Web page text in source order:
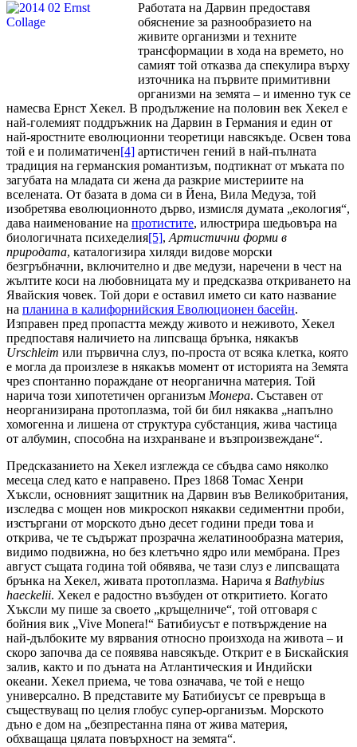
Работата на Дарвин предоставя
обяснение за разнообразието на
живите организми и техните
трансформации в хода на времето, но
самият той отказва да спекулира върху
източника на първите примитивни
организми на земята – и именно тук се
намесва Ернст Хекел. В продължение на половин век Хекел е
най-големият поддръжник на Дарвин в Германия и един от
най-яростните еволюционни теоретици навсякъде. Освен това
той е и полиматичен[4] артистичен гений в най-пълната
традиция на германския романтизъм, подтикнат от мъката по
загубата на младата си жена да разкрие мистериите на
вселената. От базата в дома си в Йена, Вила Медуза, той
изобретява еволюционното дърво, измисля думата „екология“,
дава наименование на протистите, илюстрира шедьовъра на
биологичната психеделия[5],Артистични форми в
природата, каталогизира хиляди видове морски
безгръбначни, включително и две медузи, наречени в чест на
жълтите коси на любовницата му и предсказва откриването на
Явайския човек. Той дори е оставил името си като название
на планина в калифорнийския Еволюционен басейн.
Изправен пред пропастта между живото и неживото, Хекел
предпоставя наличието на липсваща брънка, някакъв
Urschleim или първична слуз, по-проста от всяка клетка, която
е могла да произлезе в някакъв момент от историята на Земята
чрез спонтанно пораждане от неорганична материя. Той
нарича този хипотетичен организъм Монера. Съставен от
неорганизирана протоплазма, той би бил някаква „напълно
хомогенна и лишена от структура субстанция, жива частица
от албумин, способна на изхранване и възпроизвеждане“.
Предсказанието на Хекел изглежда се сбъдва само няколко
месеца след като е направено. През 1868 Томас Хенри
Хъксли, основният защитник на Дарвин във Великобритания,
изследва с мощен нов микроскоп някакви седиментни проби,
изстъргани от морското дъно десет години преди това и
открива, че те съдържат прозрачна желатинообразна материя,
видимо подвижна, но без клетъчно ядро или мембрана. През
август същата година той обявява, че тази слуз е липсващата
брънка на Хекел, живата протоплазма. Нарича я Bathybius
haeckelii. Хекел е радостно възбуден от откритието. Когато
Хъксли му пише за своето „кръщелниче“, той отговаря с
бойния вик „Vive Monera!“ Батибиусът е потвърждение на
най-дълбоките му вярвания относно произхода на живота – и
скоро започва да се появява навсякъде. Открит е в Бискайския
залив, както и по дъната на Атлантическия и Индийски
океани. Хекел приема, че това означава, че той е нещо
универсално. В представите му Батибиусът се превръща в
съществуващ по целия глобус супер-организъм. Морското
дъно е дом на „безпрестанна пяна от жива материя,
обхващаща цялата повърхност на земята“.